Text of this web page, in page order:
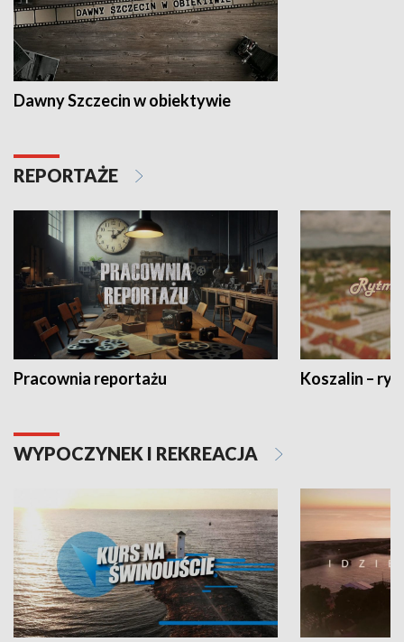
Dawny Szczecin w obiektywie
REPORTAŻE
Pracownia reportażu Koszalin –
WYPOCZYNEK I REKREACJA